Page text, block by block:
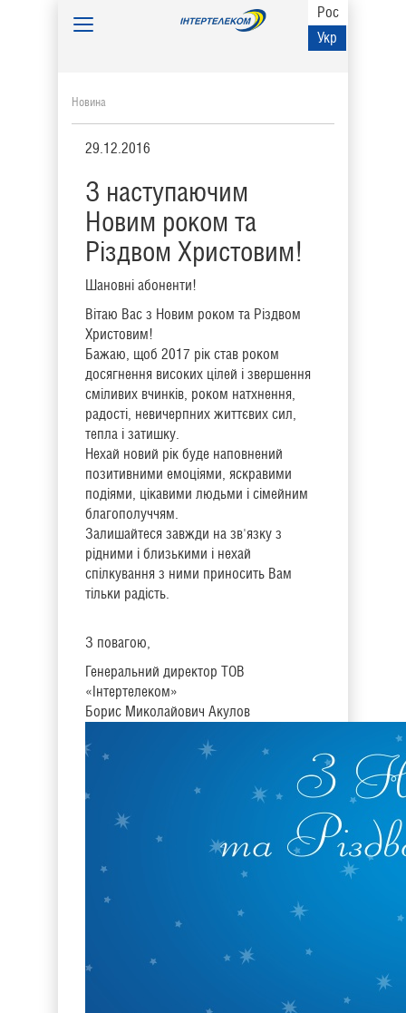
Рос
Укр
Toggle
Новина
29.12.2016
З наступаючим
Новим роком та
Різдвом Христовим!
Шановні абоненти!
Вітаю Вас з Новим роком та Різдвом
Христовим!
Бажаю, щоб 2017 рік став роком
досягнення високих цілей і звершення
сміливих вчинків, роком натхнення,
радості, невичерпних життєвих сил,
тепла і затишку.
Нехай новий рік буде наповнений
позитивними емоціями, яскравими
подіями, цікавими людьми і сімейним
благополуччям.
Залишайтеся завжди на зв'язку з
рідними і близькими і нехай
спілкування з ними приносить Вам
тільки радість.
З повагою,
Генеральний директор ТОВ
«Інтертелеком»
Борис Миколайович Акулов